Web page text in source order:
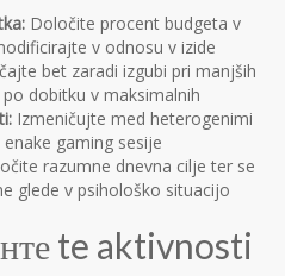
Določite procent budgeta v
v odnosu v izide
bet zaradi izgubi pri manjših
dobitku v maksimalnih
Izmeničujte med heterogenimi
gaming sesije
razumne dnevna cilje ter se
glede v psihološko situacijo
te aktivnosti